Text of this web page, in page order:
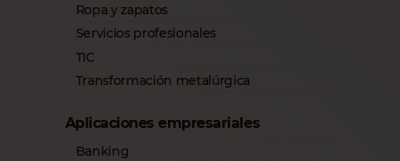
Ropa y zapatos
Servicios profesionales
TIC
Transformación metalúrgica
Aplicaciones empresariales
Banking